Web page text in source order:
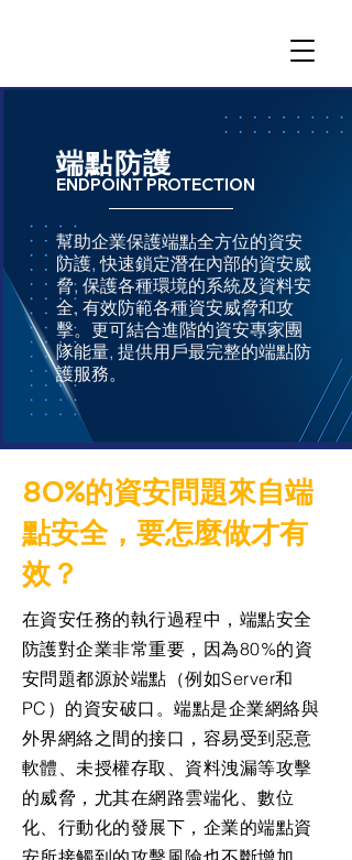
端點防護
ENDPOINT PROTECTION
幫助企業保護端點全方位的資安
防護, 快速鎖定潛在內部的資安威
脅, 保護各種環境的系統及資料安
全, 有效防範各種資安威脅和攻
擊。更可結合進階的資安專家團
隊能量, 提供用戶最完整的端點防
護服務。
80%的資安問題來自端
點安全，要怎麼做才有
效？
在資安任務的執行過程中，端點安全
防護對企業非常重要，因為80%的資
安問題都源於端點（例如Server和
PC）的資安破口。端點是企業網絡與
外界網絡之間的接口，容易受到惡意
軟體、未授權存取、資料洩漏等攻擊
的威脅，尤其在網路雲端化、數位
化、行動化的發展下，企業的端點資